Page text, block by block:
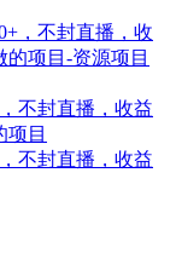
不封直播，收益
项目
不封直播，收益